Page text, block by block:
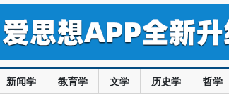
新闻学 教育学 文学 历史学 哲学